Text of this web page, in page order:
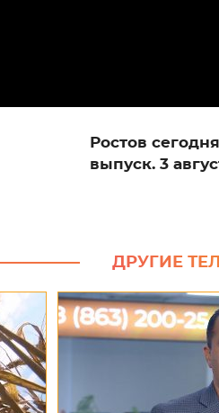
Ростов
выпуск. 3
ДРУГИЕ